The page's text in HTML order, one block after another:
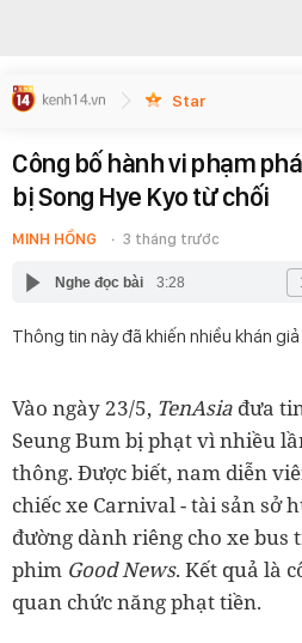
Star
Công bố hành vi phạm
bị Song Hye Kyo từ chối
MINH HỒNG 3 tháng trước
Nghe đọc bài 3:28
Thông tin này đã khiến nhiều khán
Vào ngày 23/5, TenAsia đưa
Seung Bum bị phạt vì nhiều
thông. Được biết, nam diễn
chiếc xe Carnival - tài sản sở
đường dành riêng cho xe
phim Good News. Kết quả là
quan chức năng phạt tiền.